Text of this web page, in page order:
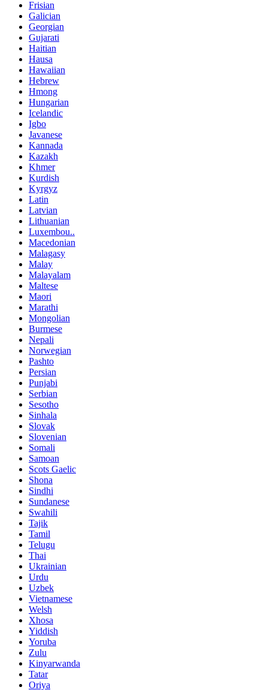
Frisian
Galician
Georgian
Gujarati
Haitian
Hausa
Hawaiian
Hebrew
Hmong
Hungarian
Icelandic
Igbo
Javanese
Kannada
Kazakh
Khmer
Kurdish
Kyrgyz
Latin
Latvian
Lithuanian
Luxembou..
Macedonian
Malagasy
Malay
Malayalam
Maltese
Maori
Marathi
Mongolian
Burmese
Nepali
Norwegian
Pashto
Persian
Punjabi
Serbian
Sesotho
Sinhala
Slovak
Slovenian
Somali
Samoan
Scots Gaelic
Shona
Sindhi
Sundanese
Swahili
Tajik
Tamil
Telugu
Thai
Ukrainian
Urdu
Uzbek
Vietnamese
Welsh
Xhosa
Yiddish
Yoruba
Zulu
Kinyarwanda
Tatar
Oriya